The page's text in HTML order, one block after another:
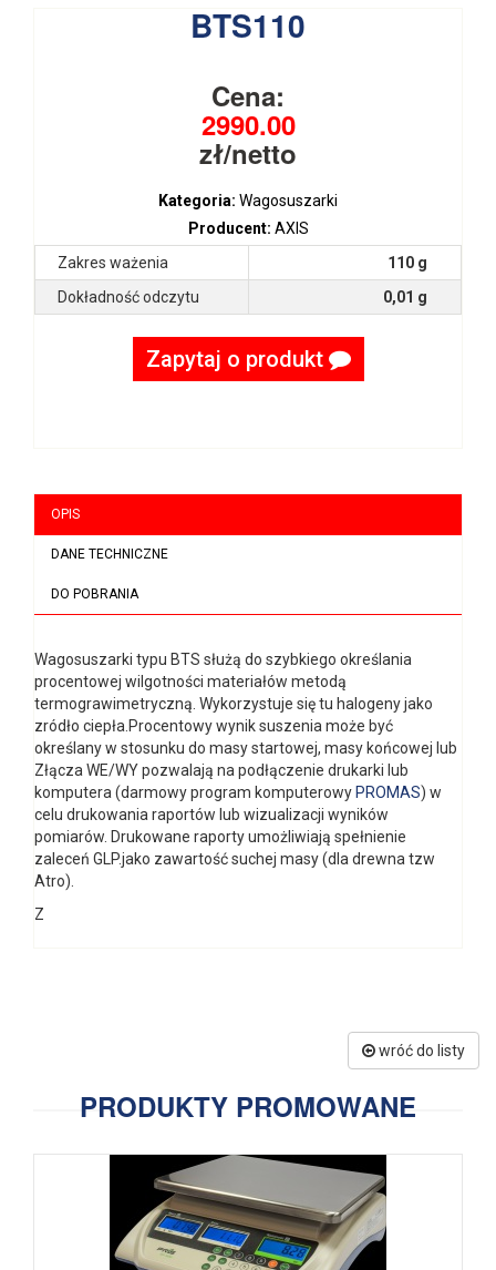
BTS110
Cena:
2990.00
zł/netto
Kategoria: Wagosuszarki
Producent: AXIS
Zakres ważenia
110 g
Dokładność odczytu
0,01 g
Zapytaj o produkt
OPIS
DANE TECHNICZNE
DO POBRANIA
Wagosuszarki typu BTS służą do szybkiego określania
procentowej wilgotności materiałów metodą
termograwimetryczną. Wykorzystuje się tu halogeny jako
zródło ciepła.Procentowy wynik suszenia może być
określany w stosunku do masy startowej, masy końcowej lub
Złącza WE/WY pozwalają na podłączenie drukarki lub
komputera (darmowy program komputerowy PROMAS) w
celu drukowania raportów lub wizualizacji wyników
pomiarów. Drukowane raporty umożliwiają spełnienie
zaleceń GLP.jako zawartość suchej masy (dla drewna tzw
Atro).
Z
wróć do listy
PRODUKTY PROMOWANE